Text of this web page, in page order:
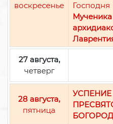
воскресенье
Господня
Мученика
27 августа,
четверг
28 августа,
пятница
УСПЕНИЕ